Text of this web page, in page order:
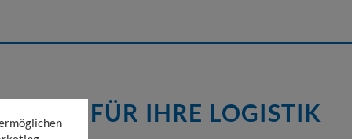
FÜR IHRE LOGISTIK